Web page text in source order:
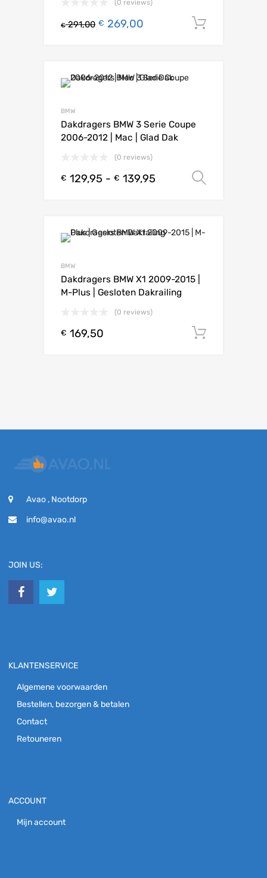
(0 reviews)
€291,00 € 269,00
BMW
Dakdragers BMW 3 Serie Coupe
2006-2012 | Mac | Glad Dak
(0 reviews)
€ 129,95 - € 139,95
BMW
Dakdragers BMW X1 2009-2015 |
M-Plus | Gesloten Dakrailing
(0 reviews)
€ 169,50
Avao , Nootdorp
info@avao.nl
JOIN US:
KLANTENSERVICE
Algemene voorwaarden
Bestellen, bezorgen & betalen
Contact
Retouneren
ACCOUNT
Mijn account